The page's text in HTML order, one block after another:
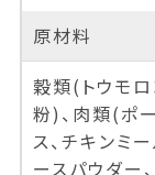
原材料
穀類(トウモロ
粉)、肉類(ポ
ス、チキンミ
ースパウダー